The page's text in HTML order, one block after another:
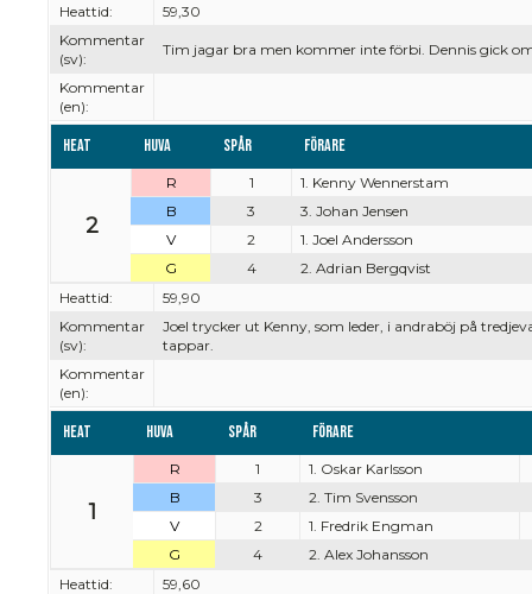
Heattid:
59,30
Kommentar
(sv):
Tim jagar bra men kommer inte förbi. Dennis gick
Kommentar
(en):
Heat Huva Spår Förare
2
R 1
1. Kenny Wennerstam
B
3
3. Johan Jensen
V
2
1. Joel Andersson
G
4
2. Adrian Bergqvist
Heattid:
59,90
Kommentar
(sv):
Joel trycker ut Kenny, som leder, i andraböj på
tappar.
Kommentar
(en):
Heat Huva Spår Förare
1
R 1
1. Oskar Karlsson
B
3
2. Tim Svensson
V
2
1. Fredrik Engman
G
4
2. Alex Johansson
Heattid:
59,60